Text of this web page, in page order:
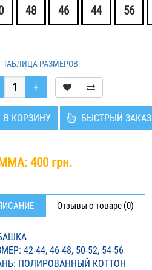
48 46 44 56
ТАБЛИЦА РАЗМЕРОВ
КОРЗИНУ БЫСТРЫЙ ЗАКАЗ
400 грн.
Отзывы о товаре (0)
42-44, 46-48, 50-52, 54-56
ПОЛИРОВАННЫЙ КОТТОН